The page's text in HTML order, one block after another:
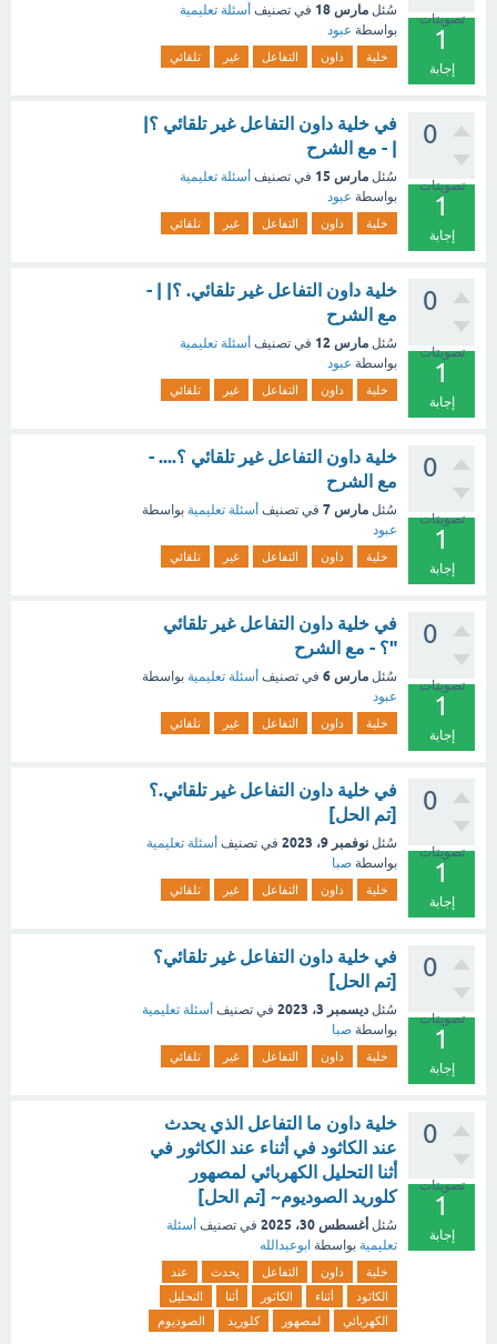
تصويتات
1
إجابة
سُئل مارس 18 في تصنيف أسئلة تعليمية
بواسطة عبود
خلية داون التفاعل غير تلقائي
0
تصويتات
1
إجابة
في خلية داون التفاعل غير تلقائي ؟|
| - مع الشرح
سُئل مارس 15 في تصنيف أسئلة تعليمية
بواسطة عبود
خلية داون التفاعل غير تلقائي
0
تصويتات
1
إجابة
خلية داون التفاعل غير تلقائي. ؟| | -
مع الشرح
سُئل مارس 12 في تصنيف أسئلة تعليمية
بواسطة عبود
خلية داون التفاعل غير تلقائي
0
تصويتات
1
إجابة
خلية داون التفاعل غير تلقائي ؟.... -
مع الشرح
سُئل مارس 7 في تصنيف أسئلة تعليمية بواسطة
عبود
خلية داون التفاعل غير تلقائي
0
تصويتات
1
إجابة
في خلية داون التفاعل غير تلقائي
"؟ - مع الشرح
سُئل مارس 6 في تصنيف أسئلة تعليمية بواسطة
عبود
خلية داون التفاعل غير تلقائي
0
تصويتات
1
إجابة
في خلية داون التفاعل غير تلقائي.؟
[تم الحل]
سُئل نوفمبر 9، 2023 في تصنيف أسئلة تعليمية
بواسطة صبا
خلية داون التفاعل غير تلقائي
0
تصويتات
1
إجابة
في خلية داون التفاعل غير تلقائي؟
[تم الحل]
سُئل ديسمبر 3، 2023 في تصنيف أسئلة تعليمية
بواسطة صبا
خلية داون التفاعل غير تلقائي
0
تصويتات
1
إجابة
خلية داون ما التفاعل الذي يحدث
عند الكاثود في أثناء عند الكاثور في
أثنا التحليل الكهربائي لمصهور
كلوريد الصوديوم~ [تم الحل]
سُئل أغسطس 30، 2025 في تصنيف أسئلة
تعليمية بواسطة ابوعبدالله
خلية داون التفاعل يحدث
عند
الكاثود
أثناء الكاثور أثنا
التحليل
الكهربائي
لمصهور كلوريد الصوديوم